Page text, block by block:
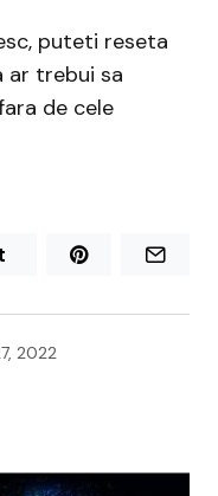
puteti reseta
ar trebui sa
de cele
2022